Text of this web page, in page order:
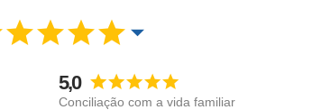
5,0
Conciliação com a vida familiar